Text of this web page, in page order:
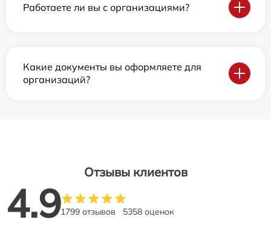
Работаете ли вы с организациями?
Какие документы вы оформляете для
организаций?
Отзывы клиентов
4.91799 отзывов 5358 оценок